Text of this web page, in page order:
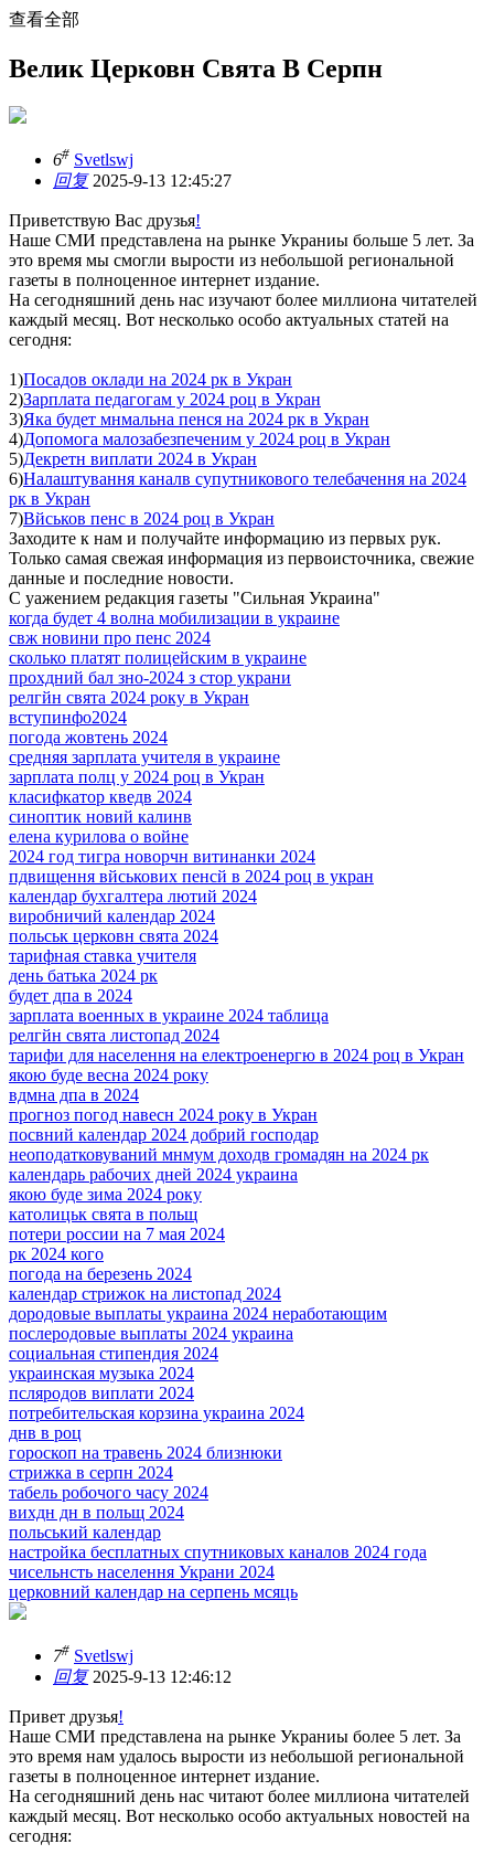
查看全部
Велик Церковн Свята В Серпн
6# Svetlswj
回复2025-9-13 12:45:27
Приветствую Вас друзья!
Наше СМИ представлена на рынке Украниы больше 5 лет. За
это время мы смогли вырости из небольшой региональной
газеты в полноценное интернет издание.
На сегодняшний день нас изучают более миллиона читателей
каждый месяц. Вот несколько особо актуальных статей на
сегодня:
1)Посадов оклади на 2024 рк в Укран
2)Зарплата педагогам у 2024 роц в Укран
3)Яка будет мнмальна пенся на 2024 рк в Укран
4)Допомога малозабезпеченим у 2024 роц в Укран
5)Декретн виплати 2024 в Укран
6)Налаштування каналв супутникового телебачення на 2024
рк в Укран
7)Вйськов пенс в 2024 роц в Укран
Заходите к нам и получайте информацию из первых рук.
Только самая свежая информация из первоисточника, свежие
данные и последние новости.
С уажением редакция газеты "Сильная Украина"
когда будет 4 волна мобилизации в украине
свж новини про пенс 2024
сколько платят полицейским в украине
прохдний бал зно-2024 з стор украни
релгйн свята 2024 року в Укран
вступинфо2024
погода жовтень 2024
средняя зарплата учителя в украине
зарплата полц у 2024 роц в Укран
класифкатор кведв 2024
синоптик новий калинв
елена курилова о войне
2024 год тигра новорчн витинанки 2024
пдвищення вйськових пенсй в 2024 роц в укран
календар бухгалтера лютий 2024
виробничий календар 2024
польськ церковн свята 2024
тарифная ставка учителя
день батька 2024 рк
будет дпа в 2024
зарплата военных в украине 2024 таблица
релгйн свята листопад 2024
тарифи для населення на електроенергю в 2024 роц в Укран
якою буде весна 2024 року
вдмна дпа в 2024
прогноз погод навесн 2024 року в Укран
посвний календар 2024 добрий господар
неоподатковуваний мнмум доходв громадян на 2024 рк
календарь рабочих дней 2024 украина
якою буде зима 2024 року
католицьк свята в польщ
потери россии на 7 мая 2024
рк 2024 кого
погода на березень 2024
календар стрижок на листопад 2024
дородовые выплаты украина 2024 неработающим
послеродовые выплаты 2024 украина
социальная стипендия 2024
украинская музыка 2024
псляродов виплати 2024
потребительская корзина украина 2024
днв в роц
гороскоп на травень 2024 близнюки
стрижка в серпн 2024
табель робочого часу 2024
вихдн дн в польщ 2024
польський календар
настройка бесплатных спутниковых каналов 2024 года
чисельнсть населення Украни 2024
церковний календар на серпень мсяць
7# Svetlswj
回复2025-9-13 12:46:12
Привет друзья!
Наше СМИ представлена на рынке Украниы более 5 лет. За
это время нам удалось вырости из небольшой региональной
газеты в полноценное интернет издание.
На сегодняшний день нас читают более миллиона читателей
каждый месяц. Вот несколько особо актуальных новостей на
сегодня: